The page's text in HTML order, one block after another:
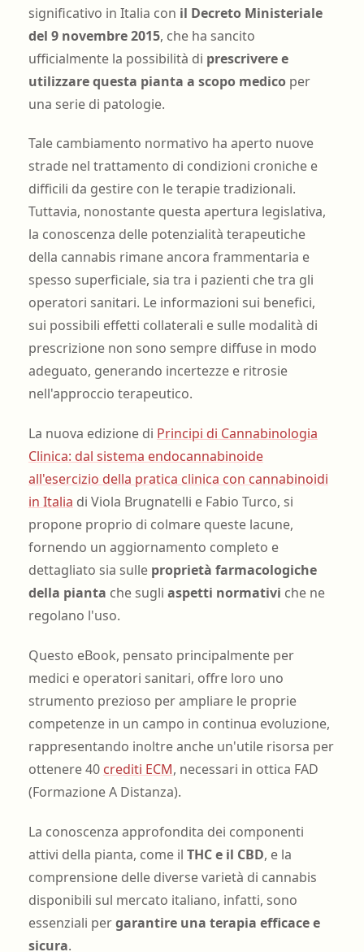
significativo in Italia con il Decreto Ministeriale
del 9 novembre 2015, che ha sancito
ufficialmente la possibilità di prescrivere e
utilizzare questa pianta a scopo medicoper
una serie di patologie.
Tale cambiamento normativo ha aperto nuove
strade nel trattamento di condizioni croniche e
difficili da gestire con le terapie tradizionali.
Tuttavia, nonostante questa apertura legislativa,
la conoscenza delle potenzialità terapeutiche
della cannabis rimane ancora frammentaria e
spesso superficiale, sia tra i pazienti che tra gli
operatori sanitari. Le informazioni sui benefici,
sui possibili effetti collaterali e sulle modalità di
prescrizione non sono sempre diffuse in modo
adeguato, generando incertezze e ritrosie
nell'approccio terapeutico.
La nuova edizione di Principi di Cannabinologia
Clinica: dal sistema endocannabinoide
all'esercizio della pratica clinica con cannabinoidi
in Italia di Viola Brugnatelli e Fabio Turco, si
propone proprio di colmare queste lacune,
fornendo un aggiornamento completo e
dettagliato sia sulle proprietà farmacologiche
della pianta che sugli aspetti normativi che ne
regolano l'uso.
Questo eBook, pensato principalmente per
medici e operatori sanitari, offre loro uno
strumento prezioso per ampliare le proprie
competenze in un campo in continua evoluzione,
rappresentando inoltre anche un'utile risorsa per
ottenere 40 crediti ECM, necessari in ottica FAD
(Formazione A Distanza).
La conoscenza approfondita dei componenti
attivi della pianta, come il THC e il CBD, e la
comprensione delle diverse varietà di cannabis
disponibili sul mercato italiano, infatti, sono
essenziali pergarantire una terapia efficace e
sicura.